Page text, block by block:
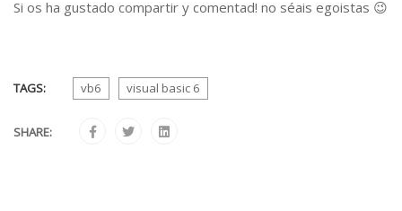
Si os ha gustado compartir y comentad! no séais egoistas 😉
TAGS: vb6 visual basic 6
SHARE: